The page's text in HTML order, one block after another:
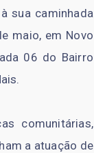
sua caminhada
maio, em Novo
06 do Bairro
comunitárias,
a atuação de